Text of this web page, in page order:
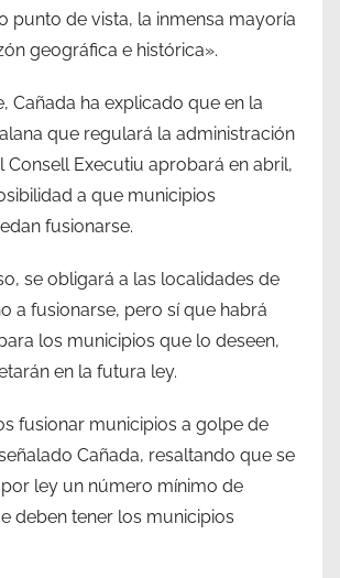
punto de vista, la inmensa mayoría
geográfica e histórica».
Cañada ha explicado que en la
que regulará la administración
Consell Executiu aprobará en abril,
a que municipios
fusionarse.
se obligará a las localidades de
a fusionarse, pero sí que habrá
los municipios que lo deseen,
en la futura ley.
fusionar municipios a golpe de
Cañada, resaltando que se
ley un número mínimo de
deben tener los municipios